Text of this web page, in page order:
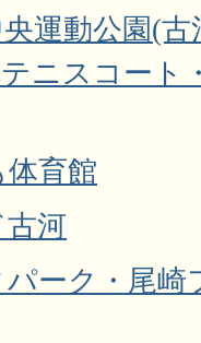
運動公園(
ニスコート
育館
河
ーク・尾崎